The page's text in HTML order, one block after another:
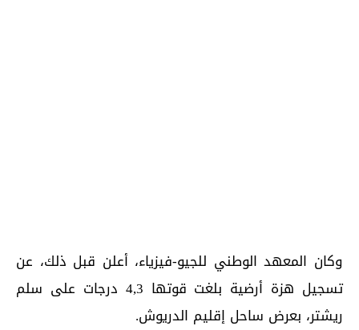
وكان المعهد الوطني للجيو-فيزياء، أعلن قبل ذلك، عن
تسجيل هزة أرضية بلغت قوتها 4,3 درجات على سلم
ريشتر، بعرض ساحل إقليم الدريوش.